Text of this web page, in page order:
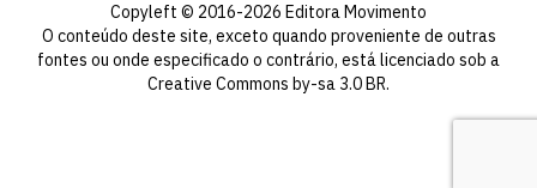
Copyleft © 2016-2026 Editora Movimento
O conteúdo deste site, exceto quando proveniente de outras
fontes ou onde especificado o contrário, está licenciado sob a
Creative Commons by-sa 3.0 BR.